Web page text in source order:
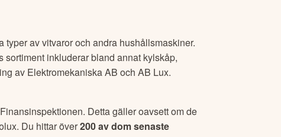
av vitvaror och andra hushållsmaskiner.
inkluderar bland annat kylskåp,
av Elektromekaniska AB och AB Lux.
Detta gäller oavsett om de
. Du hittar över200av dom senaste